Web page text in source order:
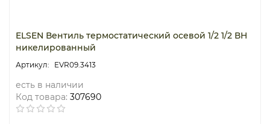
Термостаты накладные
Щиты распределительные
ELSEN Вентиль термостатический осевой 1/2 1/2 ВН
никелированный
EVR09.3413
есть в наличии
Код товара: 307690